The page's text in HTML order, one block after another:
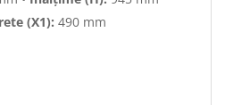
(X1): 490 mm